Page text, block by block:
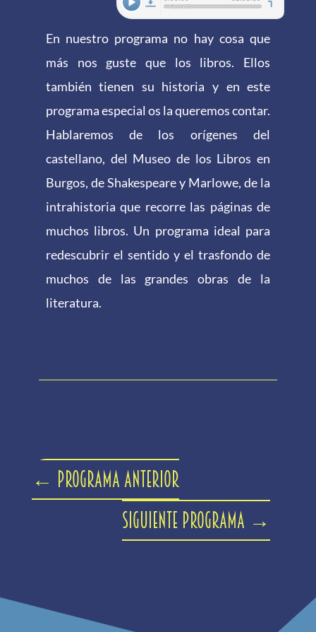
En nuestro programa no hay cosa que
más nos guste que los libros. Ellos
también tienen su historia y en este
programa especial os la queremos contar.
Hablaremos de los orígenes del
castellano, del Museo de los Libros en
Burgos, de Shakespeare y Marlowe, de la
intrahistoria que recorre las páginas de
muchos libros. Un programa ideal para
redescubrir el sentido y el trasfondo de
muchos de las grandes obras de la
literatura.
← Programa anterior
Siguiente programa →